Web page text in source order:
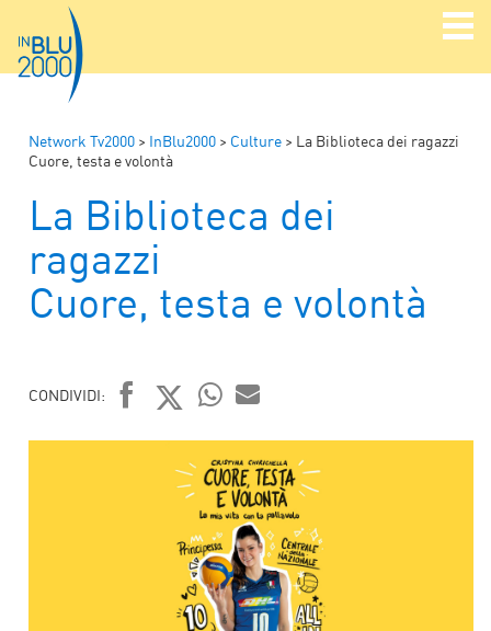
Network Tv2000 > InBlu2000 > Culture > La Biblioteca dei ragazzi
Cuore, testa e volontà
La Biblioteca dei
ragazzi
Cuore, testa e volontà
CONDIVIDI:
FACEBOOK
TWITTER
WHATSAPP
MAIL